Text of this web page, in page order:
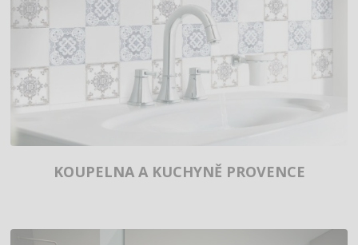
KOUPELNA A KUCHYNĚ PROVENCE